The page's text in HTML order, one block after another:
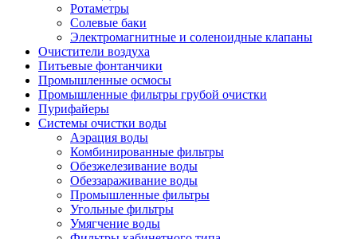
Ротаметры
Солевые баки
Электромагнитные и соленоидные клапаны
Очистители воздуха
Питьевые фонтанчики
Промышленные осмосы
Промышленные фильтры грубой очистки
Пурифайеры
Системы очистки воды
Аэрация воды
Комбинированные фильтры
Обезжелезивание воды
Обеззараживание воды
Промышленные фильтры
Угольные фильтры
Умягчение воды